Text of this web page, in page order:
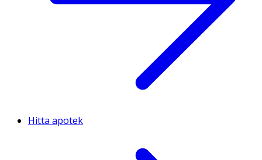
Hitta apotek